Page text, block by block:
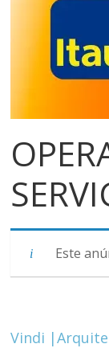
pagamentos
Este
Vindi